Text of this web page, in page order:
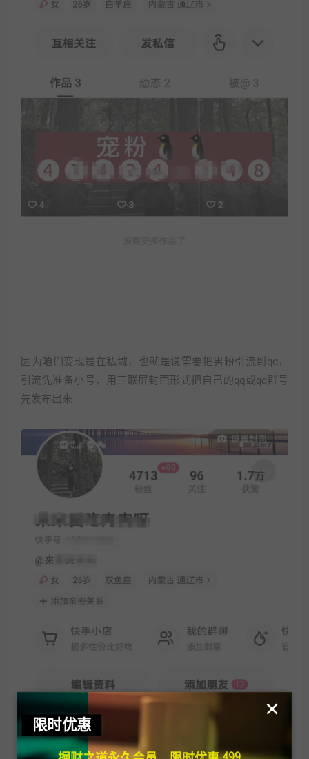
因为咱们变现是在私域，也就是说需要把男粉引流到qq，
引流先准备小号，用三联屏封面形式把自己的qq或qq群号
先发布出来
限时优惠
×